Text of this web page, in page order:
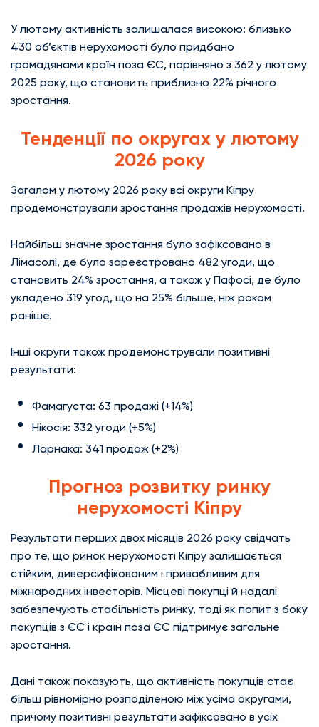
У лютому активність залишалася високою: близько
430 об’єктів нерухомості було придбано
громадянами країн поза ЄС, порівняно з 362 у лютому
2025 року, що становить приблизно 22% річного
зростання.
Тенденції по округах у лютому
2026 року
Загалом у лютому 2026 року всі округи Кіпру
продемонстрували зростання продажів нерухомості.
Найбільш значне зростання було зафіксовано в
Лімасолі, де було зареєстровано 482 угоди, що
становить 24% зростання, а також у Пафосі, де було
укладено 319 угод, що на 25% більше, ніж роком
раніше.
Інші округи також продемонстрували позитивні
результати:
Фамагуста: 63 продажі (+14%)
Нікосія: 332 угоди (+5%)
Ларнака: 341 продаж (+2%)
Прогноз розвитку ринку
нерухомості Кіпру
Результати перших двох місяців 2026 року свідчать
про те, що ринок нерухомості Кіпру залишається
стійким, диверсифікованим і привабливим для
міжнародних інвесторів. Місцеві покупці й надалі
забезпечують стабільність ринку, тоді як попит з боку
покупців з ЄС і країн поза ЄС підтримує загальне
зростання.
Дані також показують, що активність покупців стає
більш рівномірно розподіленою між усіма округами,
причому позитивні результати зафіксовано в усіх